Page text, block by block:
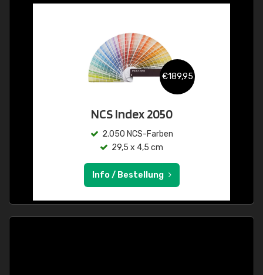
€189,95
NCS Index 2050
2.050 NCS-Farben
29,5 x 4,5 cm
Info / Bestellung